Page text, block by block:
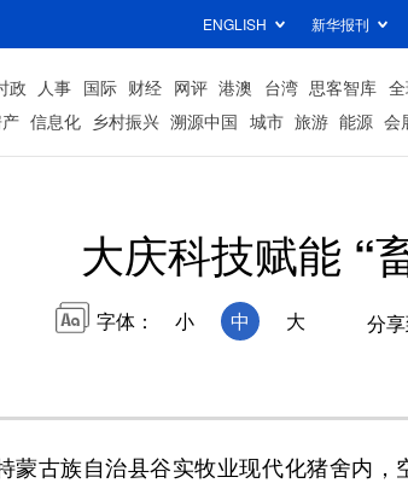
ENGLISH 新华报刊
政 人事 国际 财经 网评 港澳 台湾 思客智库
信息化 乡村振兴 溯源中国 城市 旅游 能源 会
大庆科技赋能 “
字体： 小 中 大 分享
古族自治县谷实牧业现代化猪舍内，